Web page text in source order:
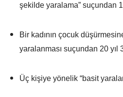
şekilde yaralama” suçundan
Bir kadının çocuk
yaralanması suçundan 20 yıl
Üç kişiye yönelik “basit